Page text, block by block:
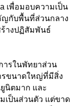
เพื่อมอบความเป็น
ญกับพื้นที่ส่วนกลาง
างปฏิสัมพันธ์
ารในพัทยาส่วน
รขนาดใหญ่ที่มีสิ่ง
นิตมาก และ
เป็นส่วนตัว แต่ขาด